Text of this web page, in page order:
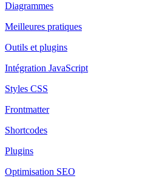
Diagrammes
Meilleures pratiques
Outils et plugins
Intégration JavaScript
Styles CSS
Frontmatter
Shortcodes
Plugins
Optimisation SEO